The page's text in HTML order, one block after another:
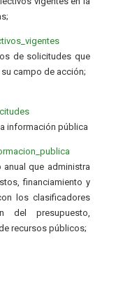
de solicitudes que
campo de acción;
información pública
que administra
financiamiento y
los clasificadores
del presupuesto,
recursos públicos;